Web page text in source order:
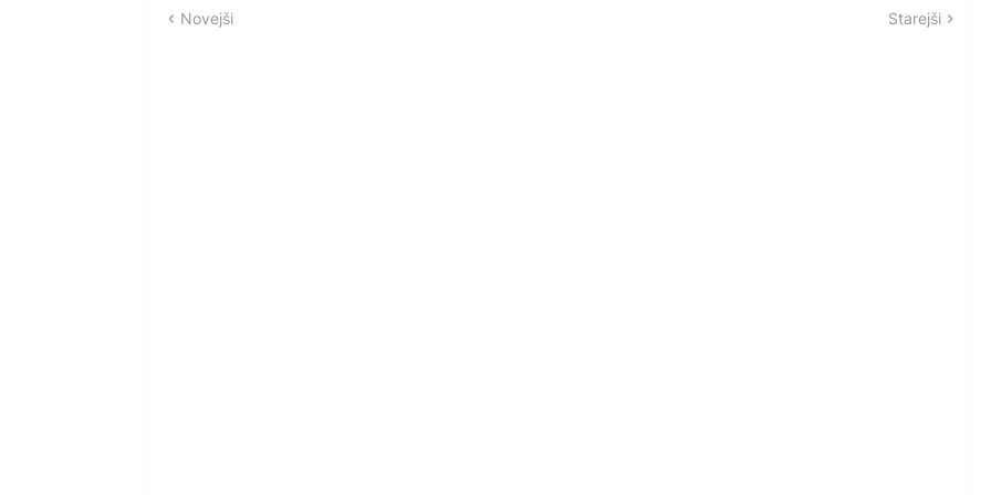
Novejši Starejši